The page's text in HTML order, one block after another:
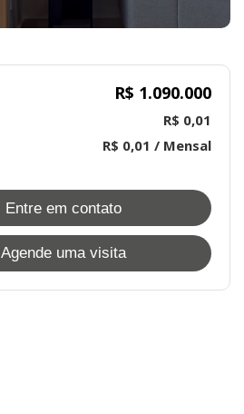
R$ 1.090.000
R$ 0,01
R$ 0,01 / Mensal
Entre em contato
Agende uma visita